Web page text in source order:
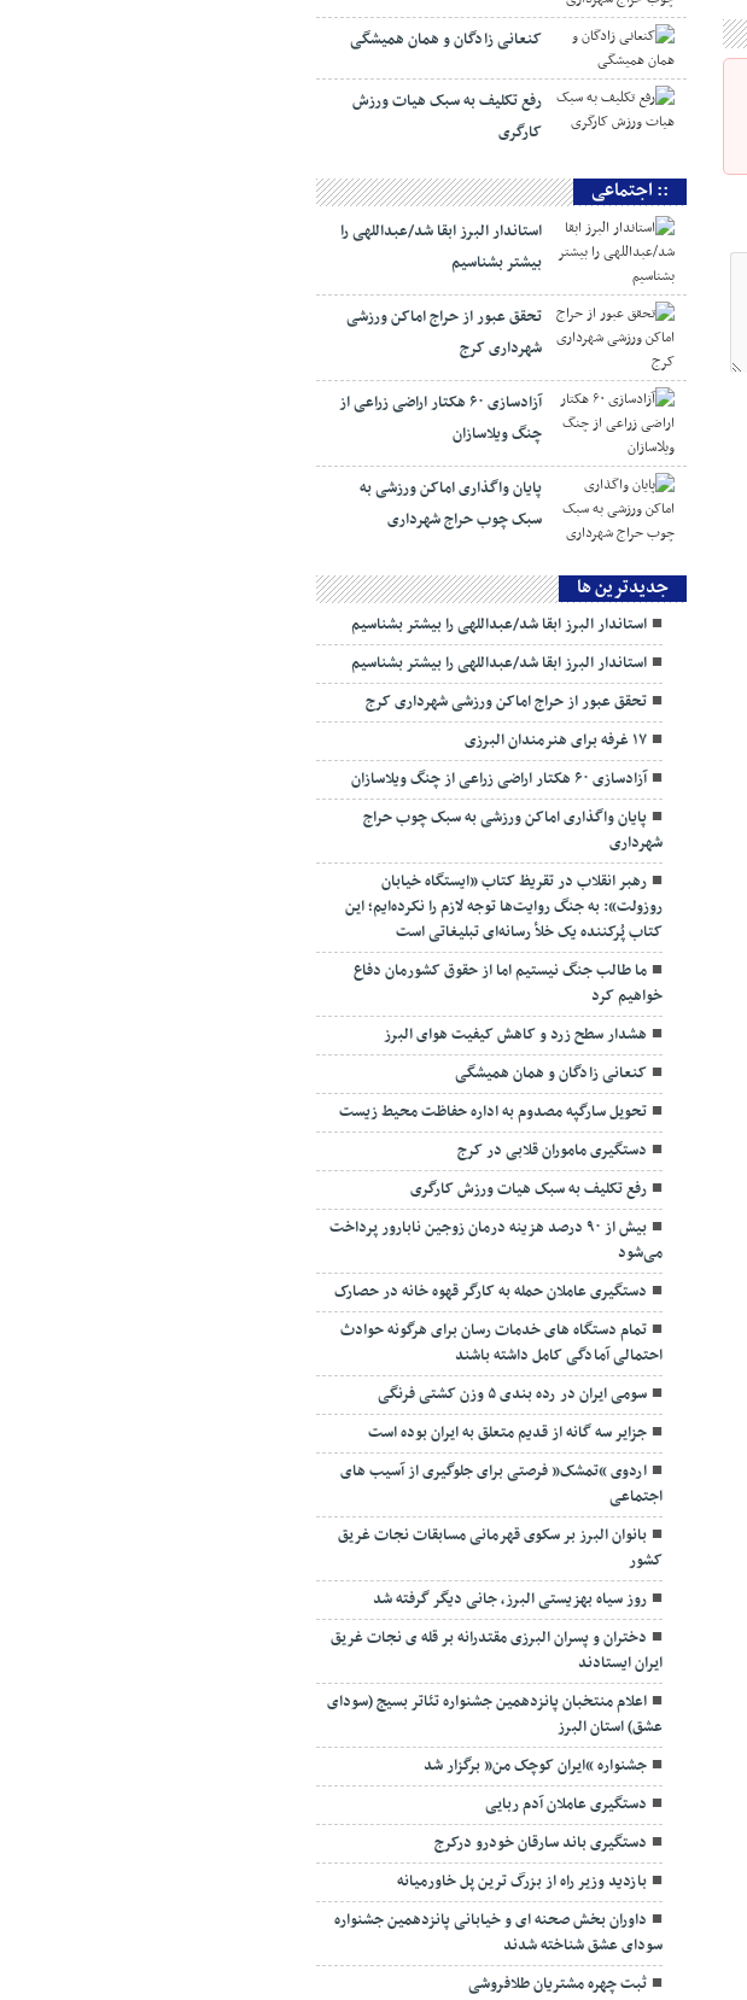
کنعانی زادگان و همان همیشگی
رفع تکلیف به سبک هیات ورزش
کارگری
:: اجتماعی
استاندار البرز ابقا شد/عبداللهی را
بیشتر بشناسیم
تحقق عبور از حراج اماکن ورزشی
شهرداری کرج
آزادسازی ۶۰ هکتار اراضی زراعی از
چنگ ویلاسازان
پایان واگذاری اماکن ورزشی به
سبک چوب حراج شهرداری
جديدترين ها
استاندار البرز ابقا شد/عبداللهی را بیشتر بشناسیم
استاندار البرز ابقا شد/عبداللهی را بیشتر بشناسیم
تحقق عبور از حراج اماکن ورزشی شهرداری کرج
۱۷ غرفه برای هنرمندان البرزی
آزادسازی ۶۰ هکتار اراضی زراعی از چنگ ویلاسازان
پایان واگذاری اماکن ورزشی به سبک چوب حراج
شهرداری
رهبر انقلاب در تقریظ کتاب «ایستگاه خیابان
روزولت»: به جنگ روایت‌ها توجه لازم را نکرده‌ایم؛ این
کتاب پُرکننده‌ یک خلأ رسانه‌ای تبلیغاتی است
ما طالب جنگ نیستیم اما از حقوق کشورمان دفاع
خواهیم کرد
هشدار سطح زرد و کاهش کیفیت هوای البرز
کنعانی زادگان و همان همیشگی
تحویل سارگپه مصدوم به اداره حفاظت محیط زیست
دستگیری ماموران قلابی در کرج
رفع تکلیف به سبک هیات ورزش کارگری
بیش از ۹۰ درصد هزینه درمان زوجین نابارور پرداخت
می‌شود
دستگیری عاملان حمله به کارگر قهوه خانه در حصارک
تمام دستگاه های خدمات رسان برای هرگونه حوادث
احتمالی آمادگی کامل داشته باشند
سومی ایران در رده بندی ۵ وزن کشتی فرنگی
جزایر سه گانه از قدیم متعلق به ایران بوده است
اردوی “تمشک” فرصتی برای جلوگیری از آسیب های
اجتماعی
بانوان البرز بر سکوی قهرمانی مسابقات نجات غریق
کشور
روز سیاه بهزیستی البرز، جانی دیگر گرفته شد
دختران و پسران البرزی مقتدرانه بر قله ی نجات غریق
ایران ایستادند
اعلام منتخبان پانزدهمین جشنواره تئاتر بسیج (سودای
عشق) استان البرز
جشنواره “ایران کوچک من” برگزار شد
دستگیری عاملان آدم ربایی
دستگیری باند سارقان خودرو درکرج
بازدید وزیر راه از بزرگ ترین پل خاورمیانه
داوران بخش صحنه ای و خیابانی پانزدهمین جشنواره
سودای عشق شناخته شدند
ثبت چهره مشتریان طلافروشی